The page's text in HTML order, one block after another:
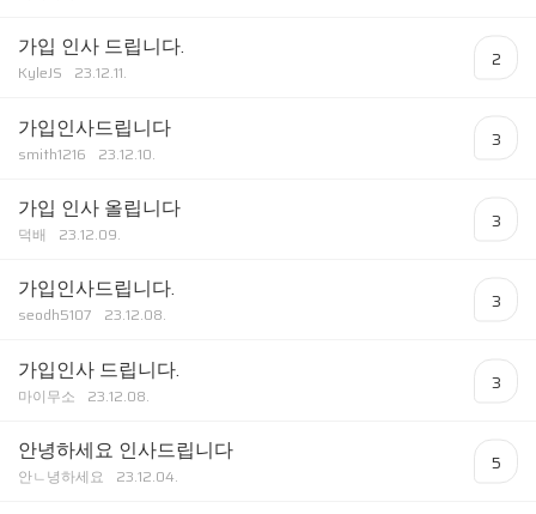
가입 인사 드립니다.
KyleJS 23.12.11.
2
가입인사드립니다
smith1216 23.12.10.
3
가입 인사 올립니다
덕배 23.12.09.
3
가입인사드립니다.
seodh5107 23.12.08.
3
가입인사 드립니다.
마이무소 23.12.08.
3
안녕하세요 인사드립니다
안ㄴ녕하세요 23.12.04.
5